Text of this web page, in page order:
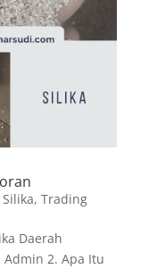
, Trading
Daerah
Admin 2. Apa Itu